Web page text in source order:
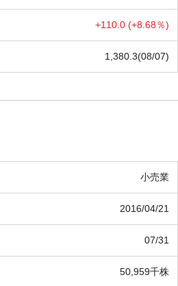
+110.0 (+8.68％)
1,380.3(08/07)
小売業
2016/04/21
07/31
50,959千株